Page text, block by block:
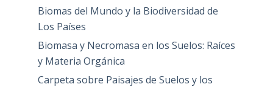
Biomas del Mundo y la Biodiversidad de
Los Países
Biomasa y Necromasa en los Suelos: Raíces
y Materia Orgánica
Carpeta sobre Paisajes de Suelos y los